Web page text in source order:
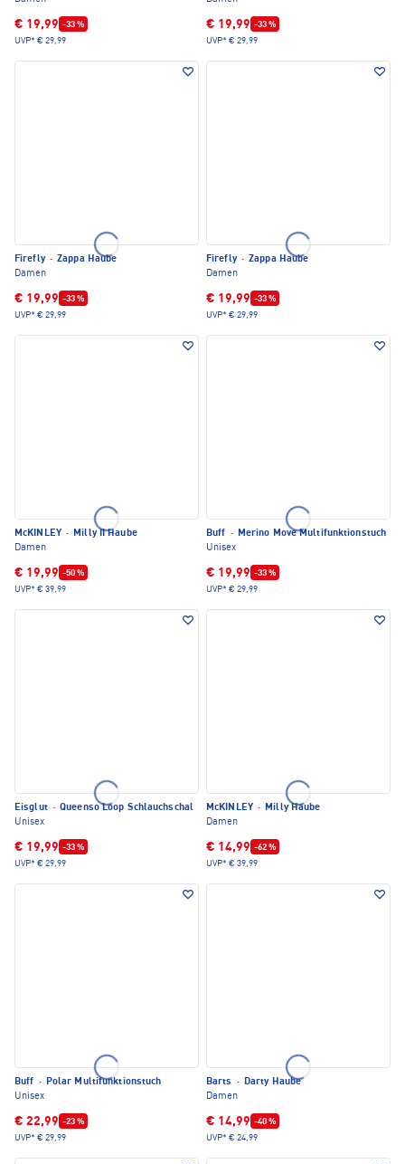
€ 19,99 -33 %
UVP* € 29,99
€ 19,99 -33 %
UVP* € 29,99
Firefly · Zappa Haube
Damen
€ 19,99 -33 %
UVP* € 29,99
Firefly · Zappa Haube
Damen
€ 19,99 -33 %
UVP* € 29,99
McKINLEY · Milly II Haube
Damen
€ 19,99 -50 %
UVP* € 39,99
Buff · Merino Move Multifunktionstuch
Unisex
€ 19,99 -33 %
UVP* € 29,99
Eisglut · Queenso Loop Schlauchschal
Unisex
€ 19,99 -33 %
UVP* € 29,99
McKINLEY · Milly Haube
Damen
€ 14,99 -62 %
UVP* € 39,99
Buff · Polar Multifunktionstuch
Unisex
€ 22,99 -23 %
UVP* € 29,99
Barts · Darty Haube
Damen
€ 14,99 -40 %
UVP* € 24,99